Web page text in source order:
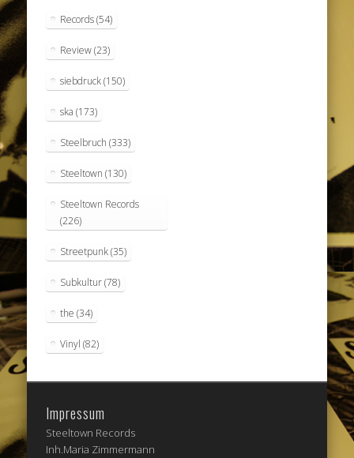
Records(54)
Review(23)
siebdruck(150)
ska (173)
Steelbruch (333)
Steeltown (130)
Steeltown Records
(226)
Streetpunk(35)
Subkultur(78)
the (34)
Vinyl (82)
Impressum
Steeltown Records
Inh.Maria Zimmermann